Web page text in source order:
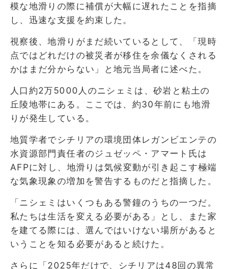
模な地滑りの際に補償が大幅に遅れたことを指摘
し、迅速な支援を約束した。
視察後、地滑りがまだ続いているとして、「現時
点ではどれだけの被災者が移住を余儀なくされる
かはまだ分からない」と地元当局者に述べた。
人口約2万5000人のニシェミは、砂岩と粘土の
丘陵地帯にある。ここでは、約30年前にも地滑
りが発生している。
地質学者でシチリアの環境団体レガンビエンテの
水資源部門責任者のジュゼッペ・アマート氏は
AFPに対し、地滑りは気候変動が引き起こす極端
な気象現象の増加を警告するものだと指摘した。
「ニシェミはいくつもある警鐘のうちの一つだ。
私たちは生活を変える必要がある」とし、また家
を建てる際には、選んではいけない場所があると
いうことを知る必要があると続けた。
さらに「2025年だけで、シチリアは48回の異常